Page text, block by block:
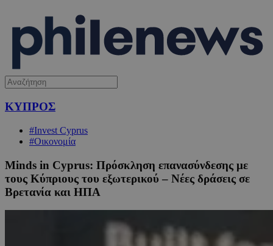
ΚΥΠΡΟΣ
#Invest Cyprus
#Οικονομία
Minds in Cyprus: Πρόσκληση επανασύνδεσης με
τους Κύπριους του εξωτερικού – Νέες δράσεις σε
Βρετανία και ΗΠΑ